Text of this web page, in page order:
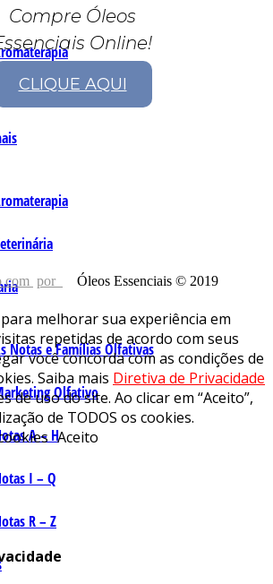
Caseiras
Notas e Famílias Olfativas
Olfativo
A – H
I – Q
R – Z
Compre Óleos
Online!
CLIQUE AQUI
com por Óleos Essenciais © 2019
melhorar sua experiência em
repetidas de acordo com seus
você concorda com as condições de
Saiba mais Diretiva de Privacidade
de uso do site. Ao clicar em “Aceito”,
de TODOS os cookies.
Aceito